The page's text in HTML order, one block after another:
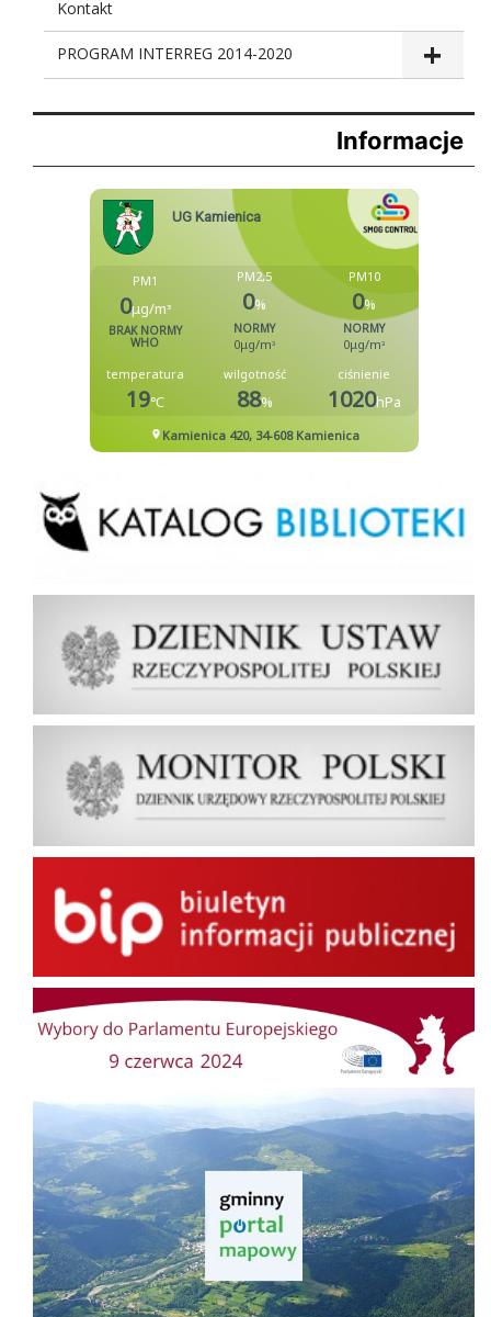
Kontakt
PROGRAM INTERREG 2014-2020
Informacje